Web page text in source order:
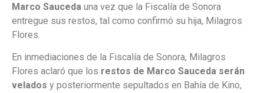
Marco Sauceda una vez que la Fiscalía de Sonora
entregue sus restos, tal como confirmó su hija, Milagros
Flores.
En inmediaciones de la Fiscalía de Sonora, Milagros
Flores aclaró que los restos de Marco Sauceda serán
velados y posteriormente sepultados en Bahía de Kino,